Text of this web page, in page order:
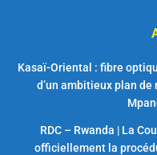
Kasaï-Oriental : fibre
d’un ambitieux plan
RDC – Rwanda | La
officiellement la